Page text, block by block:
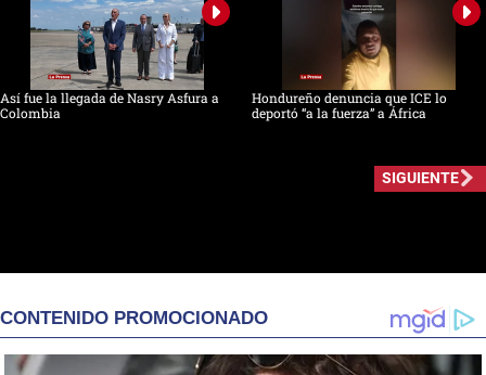
Así fue la llegada de Nasry Asfura a
Colombia
Hondureño denuncia que ICE lo
deportó “a la fuerza” a África
SIGUIENTE
CONTENIDO PROMOCIONADO